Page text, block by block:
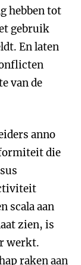
hebben tot
gebruik
En laten
van de
anno
die
scala aan
zien, is
werkt.
raken aan